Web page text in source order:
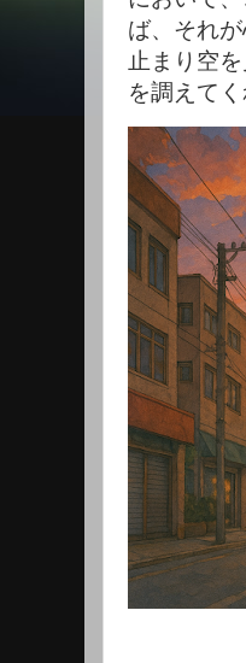
ば、それ
止まり空
を調えてく